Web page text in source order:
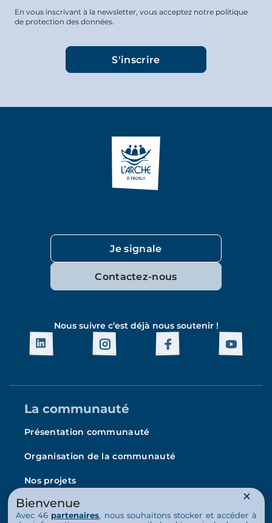
En vous inscrivant à la newsletter, vous acceptez notre politique
de protection des données.
Je signale
Contactez-nous
Nous suivre c’est déjà nous soutenir !
La communauté
Présentation communauté
Organisation de la communauté
Nos projets
L’Arche en France
Bienvenue
Avec 46 partenaires, nous souhaitons stocker et accéder à